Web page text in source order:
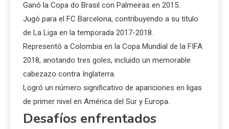
Ganó la Copa do Brasil con Palmeiras en 2015.
Jugó para el FC Barcelona, contribuyendo a su título
de La Liga en la temporada 2017-2018.
Representó a Colombia en la Copa Mundial de la FIFA
2018, anotando tres goles, incluido un memorable
cabezazo contra Inglaterra.
Logró un número significativo de apariciones en ligas
de primer nivel en América del Sur y Europa.
Desafíos enfrentados